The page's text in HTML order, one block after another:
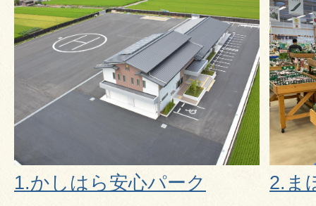
1.かしはら安心パーク 2.ま